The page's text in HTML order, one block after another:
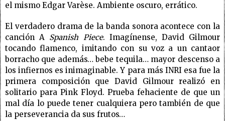
el mismo Edgar Varèse. Ambiente oscuro, errático.
El verdadero drama de la banda sonora acontece con la
canción A Spanish Piece. Imagínense, David Gilmour
tocando flamenco, imitando con su voz a un cantaor
borracho que además… bebe tequila… mayor descenso a
los infiernos es inimaginable. Y para más INRI esa fue la
primera composición que David Gilmour realizó en
solitario para Pink Floyd. Prueba fehaciente de que un
mal día lo puede tener cualquiera pero también de que
la perseverancia da sus frutos…